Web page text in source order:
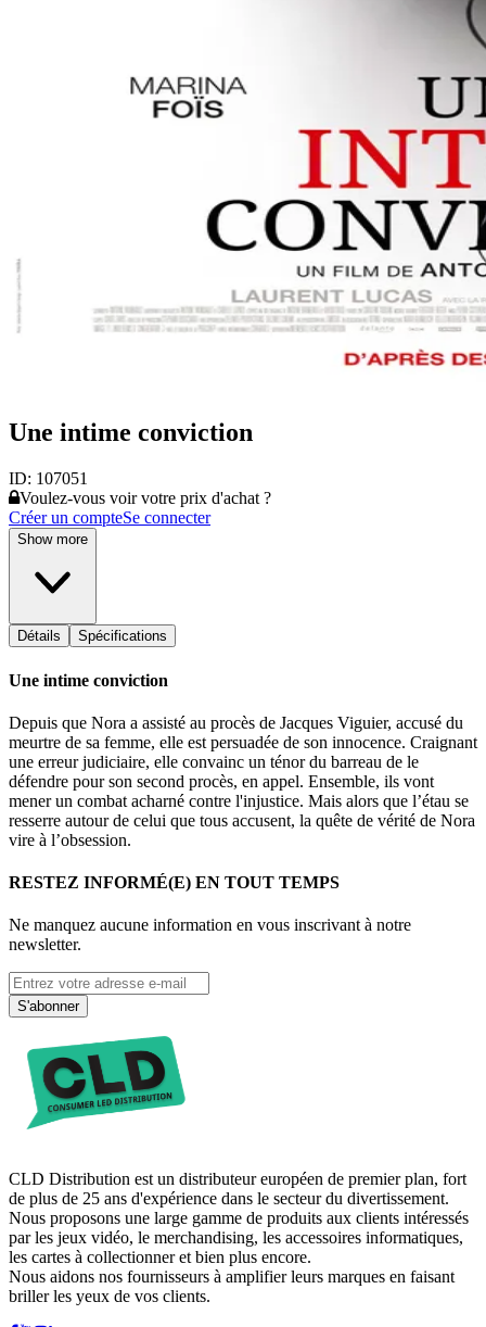
Une intime conviction
ID: 107051
Voulez-vous voir votre prix d'achat ?
Créer un compteSe connecter
Show more
Détails Spécifications
Une intime conviction
Depuis que Nora a assisté au procès de Jacques Viguier, accusé du
meurtre de sa femme, elle est persuadée de son innocence. Craignant
une erreur judiciaire, elle convainc un ténor du barreau de le
défendre pour son second procès, en appel. Ensemble, ils vont
mener un combat acharné contre l'injustice. Mais alors que l’étau se
resserre autour de celui que tous accusent, la quête de vérité de Nora
vire à l’obsession.
RESTEZ INFORMÉ(E) EN TOUT TEMPS
Ne manquez aucune information en vous inscrivant à notre
newsletter.
S'abonner
CLD Distribution est un distributeur européen de premier plan, fort
de plus de 25 ans d'expérience dans le secteur du divertissement.
Nous proposons une large gamme de produits aux clients intéressés
par les jeux vidéo, le merchandising, les accessoires informatiques,
les cartes à collectionner et bien plus encore.
Nous aidons nos fournisseurs à amplifier leurs marques en faisant
briller les yeux de vos clients.